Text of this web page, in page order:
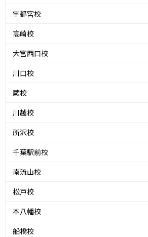
宇都宮校
高崎校
大宮西口校
川口校
蕨校
川越校
所沢校
千葉駅前校
南流山校
松戸校
本八幡校
船橋校